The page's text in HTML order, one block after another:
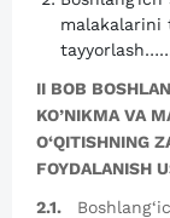
malakalarini
II BOB
KO’NIKMA VA
O‘QITISHNING
FOYDALANISH
2.1.